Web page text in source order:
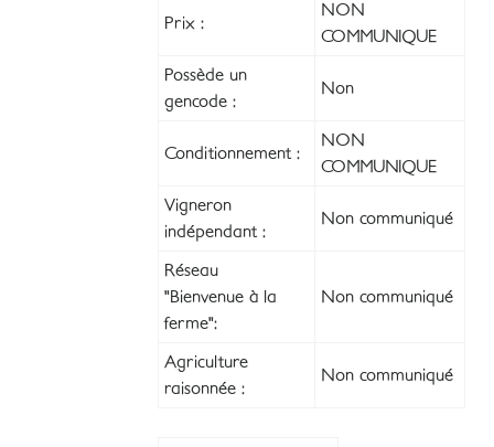
Prix :
NON
COMMUNIQUE
Possède un
gencode :
Non
Conditionnement :
NON
COMMUNIQUE
Vigneron
indépendant :
Non communiqué
Réseau
"Bienvenue à la
ferme":
Non communiqué
Agriculture
raisonnée :
Non communiqué